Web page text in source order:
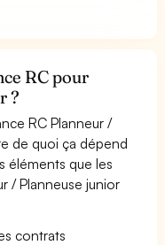
RC pour
?
RC Planneur /
de quoi ça dépend
éléments que les
/ Planneuse junior
contrats